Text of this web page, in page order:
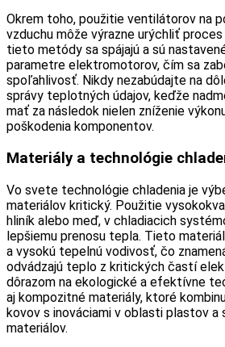
Okrem toho, použitie ventilátorov na
vzduchu môže výrazne urýchliť
tieto metódy sa spájajú a sú
parametre elektromotorov, čím sa
spoľahlivosť. Nikdy nezabúdajte na
správy teplotných údajov, keďže
mať za následok nielen zníženie
poškodenia komponentov.
Materiály a technológie
Vo svete technológie chladenia je
materiálov kritický. Použitie
hliník alebo meď, v chladiacich
lepšiemu prenosu tepla. Tieto
a vysokú tepelnú vodivosť, čo
odvádzajú teplo z kritických častí
dôrazom na ekologické a efektívne
aj kompozitné materiály, ktoré
kovov s inováciami v oblasti plastov
materiálov.